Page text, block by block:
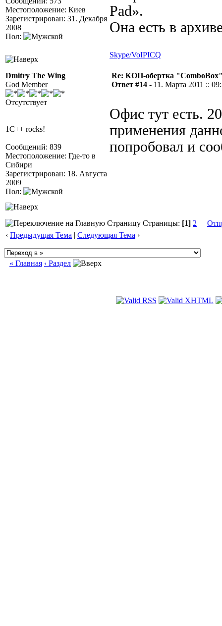
Местоположение: Киев
Зарегистрирован: 31. Декабря
2008
Пол:
Pad».
Она есть в
Skype/VoIPICQ
Dmitry The Wing
God Member
Отсутствует
1C++ rocks!
Сообщений: 839
Местоположение: Где-то в
Сибири
Зарегистрирован: 18. Августа
2009
Пол:
Re: КОП-обертка
Ответ #14 - 11. Марта 2011 ::
Офис тут есть.
применения
попробовал и
Страницы: [1] 2
‹ Предыдущая Тема | Следующая Тема ›
« Главная ‹ Раздел